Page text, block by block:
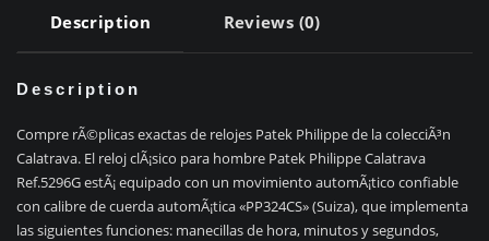
Description Reviews (0)
Description
Compre rÃ©plicas exactas de relojes Patek Philippe de la colecciÃ³n
Calatrava. El reloj clÃ¡sico para hombre Patek Philippe Calatrava
Ref.5296G estÃ¡ equipado con un movimiento automÃ¡tico confiable
con calibre de cuerda automÃ¡tica «PP324CS» (Suiza), que implementa
las siguientes funciones: manecillas de hora, minutos y segundos,